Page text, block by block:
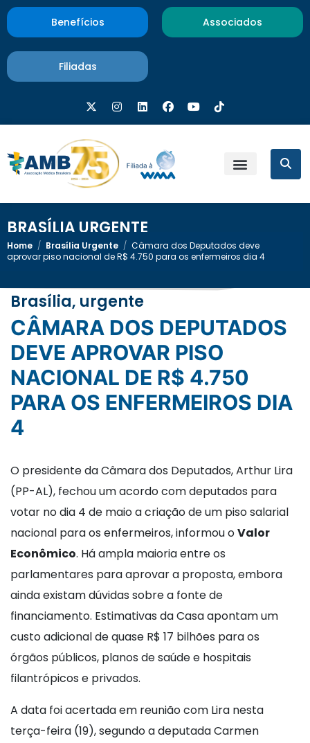
Benefícios Associados
Filiadas
BRASÍLIA URGENTE
Home / Brasília Urgente / Câmara dos Deputados deve
aprovar piso nacional de R$ 4.750 para os enfermeiros dia 4
Brasília, urgente
CÂMARA DOS DEPUTADOS
DEVE APROVAR PISO
NACIONAL DE R$ 4.750
PARA OS ENFERMEIROS DIA
4
O presidente da Câmara dos Deputados, Arthur Lira
(PP-AL), fechou um acordo com deputados para
votar no dia 4 de maio a criação de um piso salarial
nacional para os enfermeiros, informou oValor
Econômico. Há ampla maioria entre os
parlamentares para aprovar a proposta, embora
ainda existam dúvidas sobre a fonte de
financiamento. Estimativas da Casa apontam um
custo adicional de quase R$ 17 bilhões para os
órgãos públicos, planos de saúde e hospitais
filantrópicos e privados.
A data foi acertada em reunião com Lira nesta
terça-feira (19), segundo a deputada Carmen